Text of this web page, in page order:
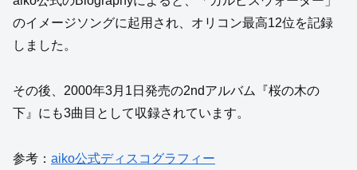
のイメージソングに起用され、オリコン最高12位を記録
しました。
その後、2000年3月1日発売の2ndアルバム『桜の木の
下』にも3曲目として収録されています。
参考： aiko公式ディスコグラフィー